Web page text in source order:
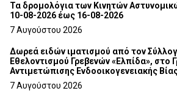
Τα δρομολόγια των Κινητών Αστυνομικών
10-08-2026 έως 16-08-2026
7 Αυγούστου 2026
Δωρεά ειδών ιματισμού από τον
Εθελοντισμού Γρεβενών «Ελπίδα», στο
Αντιμετώπισης Ενδοοικογενειακής
Τμήματος Γρεβενών
7 Αυγούστου 2026